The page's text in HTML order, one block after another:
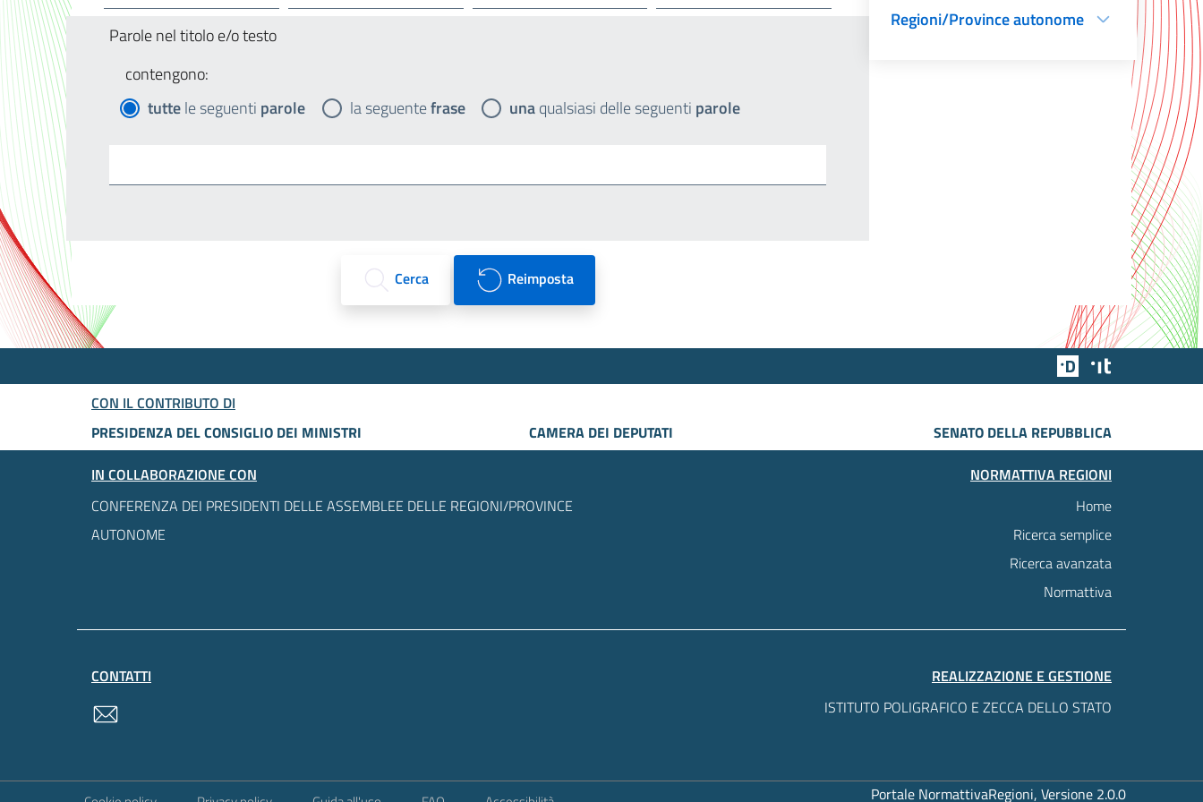
Parole nel titolo e/o testo
contengono:
tuttele seguenti parole la seguentefrase unaqualsiasi delle seguenti parole
Cerca Reimposta
Regioni/Province autonome
Team Digitale
CON IL CONTRIBUTO DI
PRESIDENZA DEL CONSIGLIO DEI MINISTRI
CAMERA DEI DEPUTATI
SENATO DELLA REPUBBLICA
IN COLLABORAZIONE CON
CONFERENZA DEI PRESIDENTI DELLE ASSEMBLEE DELLE REGIONI/PROVINCE
AUTONOME
NORMATTIVA REGIONI
Home
Ricerca semplice
Ricerca avanzata
Normattiva
CONTATTI
REALIZZAZIONE E GESTIONE
ISTITUTO POLIGRAFICO E ZECCA DELLO STATO
Portale NormattivaRegioni, Versione 2.0.0